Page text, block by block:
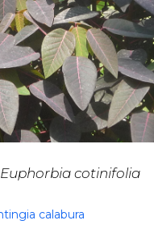
Euphorbia cotinifolia